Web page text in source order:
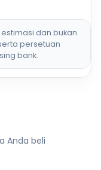
dan bukan
persetuan
bank.
Anda beli